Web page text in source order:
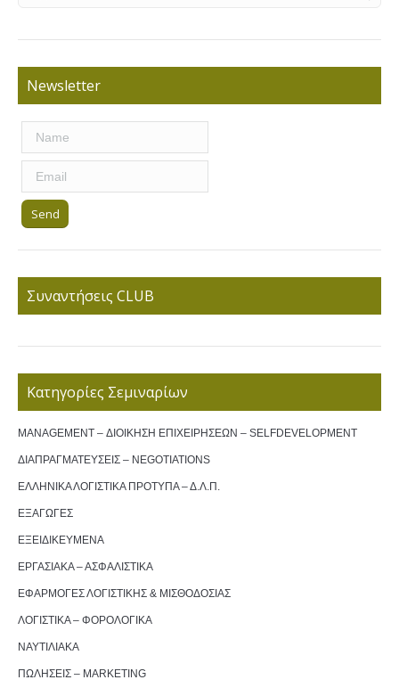
Newsletter
Συναντήσεις CLUB
Κατηγορίες Σεμιναρίων
MANAGEMENT – ΔΙΟΙΚΗΣΗ ΕΠΙΧΕΙΡΗΣΕΩΝ – SELFDEVELOPMENT
ΔΙΑΠΡΑΓΜΑΤΕΥΣΕΙΣ – NEGOTIATIONS
ΕΛΛΗΝΙΚΑ ΛΟΓΙΣΤΙΚΑ ΠΡΟΤΥΠΑ – Δ.Λ.Π.
ΕΞΑΓΩΓΕΣ
ΕΞΕΙΔΙΚΕΥΜΕΝΑ
ΕΡΓΑΣΙΑΚΑ – ΑΣΦΑΛΙΣΤΙΚΑ
ΕΦΑΡΜΟΓΕΣ ΛΟΓΙΣΤΙΚΗΣ & ΜΙΣΘΟΔΟΣΙΑΣ
ΛΟΓΙΣΤΙΚΑ – ΦΟΡΟΛΟΓΙΚΑ
ΝΑΥΤΙΛΙΑΚΑ
ΠΩΛΗΣΕΙΣ – MARKETING